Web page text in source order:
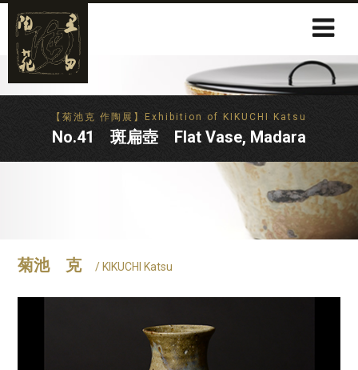
【菊池克 作陶展】Exhibition of KIKUCHI Katsu
No.41 斑扁壺 Flat Vase, Madara
菊池 克 / KIKUCHI Katsu